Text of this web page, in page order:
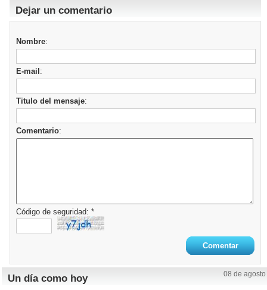
Dejar un comentario
Nombre:
E-mail :
Titulo del mensaje:
Comentario:
Código de seguridad: *
Un día como hoy 08 de agosto